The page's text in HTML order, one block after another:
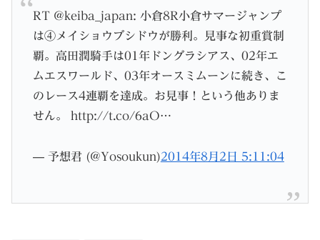
RT @keiba_japan: 小倉8R小倉サマージャンプ
は④メイショウブシドウが勝利。見事な初重賞制
覇。高田潤騎手は01年ドングラシアス、02年エ
ムエスワールド、03年オースミムーンに続き、こ
のレース4連覇を達成。お見事！という他ありま
せん。 http://t.co/6aO…
— 予想君 (@Yosoukun)2014年8月2日 5:11:04